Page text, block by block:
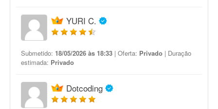
YURI C.
Submetido: 18/05/2026 às 18:33 | Oferta: Privado | Duração
estimada: Privado
Dotcoding